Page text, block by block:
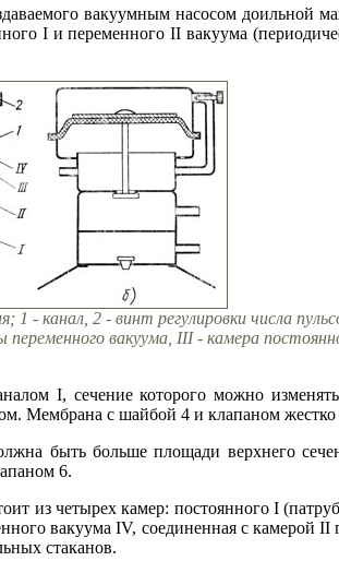
вакуумным насосом
I и переменного II вакуума
2 - винт регулировки числа
вакуума, III - камера
I, сечение которого можно
Мембрана с шайбой 4 и клапаном
быть больше площади верхнего
6.
из четырех камер: постоянного I
вакуума IV, соединенная с камерой
стаканов.